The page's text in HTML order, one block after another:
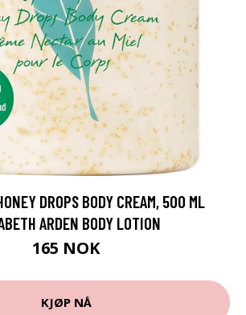
DROPS BODY CREAM, 500 ML
ARDEN BODY LOTION
165 NOK
KJØP NÅ